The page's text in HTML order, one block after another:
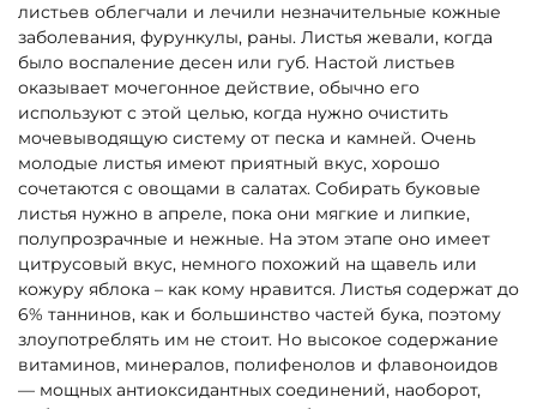
листьев облегчали и лечили незначительные кожные
заболевания, фурункулы, раны. Листья жевали, когда
было воспаление десен или губ. Настой листьев
оказывает мочегонное действие, обычно его
используют с этой целью, когда нужно очистить
мочевыводящую систему от песка и камней. Очень
молодые листья имеют приятный вкус, хорошо
сочетаются с овощами в салатах. Собирать буковые
листья нужно в апреле, пока они мягкие и липкие,
полупрозрачные и нежные. На этом этапе оно имеет
цитрусовый вкус, немного похожий на щавель или
кожуру яблока – как кому нравится. Листья содержат до
6% таннинов, как и большинство частей бука, поэтому
злоупотреблять им не стоит. Но высокое содержание
витаминов, минералов, полифенолов и флавоноидов
— мощных антиоксидантных соединений, наоборот,